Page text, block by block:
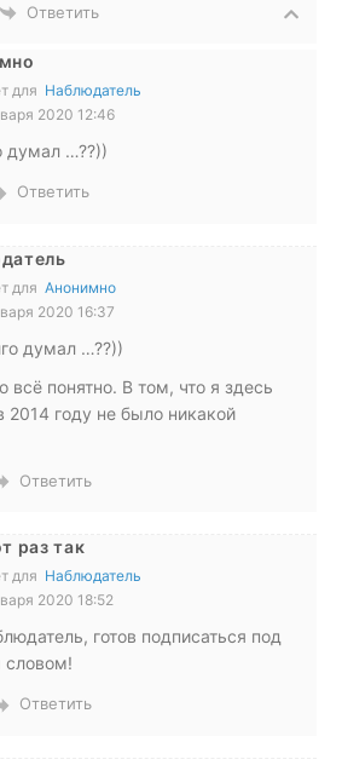
Ответить
для Наблюдатель
2020 12:46
думал …??))
Ответить
для Анонимно
2020 16:37
думал …??))
всё понятно. В том, что я здесь
2014 году не было никакой
Ответить
раз так
для Наблюдатель
2020 18:52
готов подписаться под
Ответить